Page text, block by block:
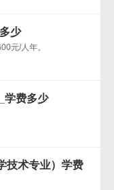
少
元/人年。
学费多少
技术专业）学费